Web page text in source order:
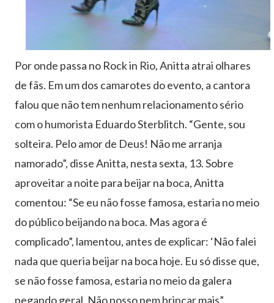
Por onde passa no Rock in Rio, Anitta atrai olhares
de fãs. Em um dos camarotes do evento, a cantora
falou que não tem nenhum relacionamento sério
com o humorista Eduardo Sterblitch. “Gente, sou
solteira. Pelo amor de Deus! Não me arranja
namorado”, disse Anitta, nesta sexta, 13. Sobre
aproveitar a noite para beijar na boca, Anitta
comentou: “Se eu não fosse famosa, estaria no meio
do público beijando na boca. Mas agora é
complicado”, lamentou, antes de explicar: ‘Não falei
nada que queria beijar na boca hoje. Eu só disse que,
se não fosse famosa, estaria no meio da galera
pegando geral. Não posso nem brincar mais”.